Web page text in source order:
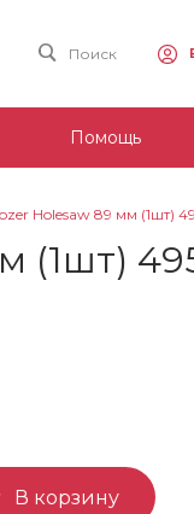
Поиск
Помощь
Holesaw 89 мм (1шт)
(1шт)
В корзину